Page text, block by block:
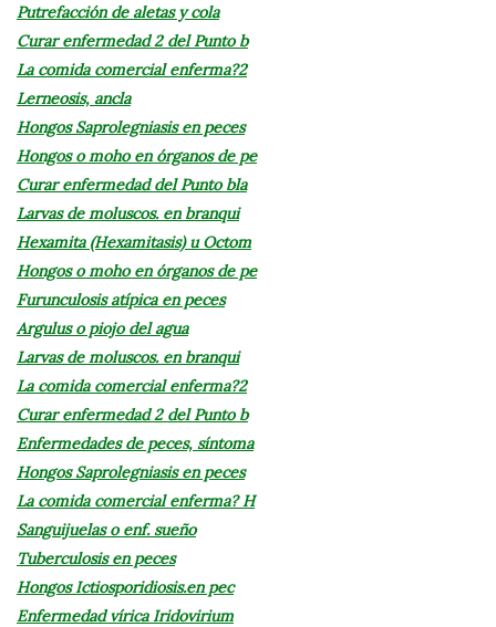
Putrefacción de aletas y cola
Curar enfermedad 2 del Punto b
La comida comercial enferma?2
Lerneosis, ancla
Hongos Saprolegniasis en peces
Hongos o moho en órganos de pe
Curar enfermedad del Punto bla
Larvas de moluscos. en branqui
Hexamita (Hexamitasis) u Octom
Hongos o moho en órganos de pe
Furunculosis atípica en peces
Argulus o piojo del agua
Larvas de moluscos. en branqui
La comida comercial enferma?2
Curar enfermedad 2 del Punto b
Enfermedades de peces, síntoma
Hongos Saprolegniasis en peces
La comida comercial enferma? H
Sanguijuelas o enf. sueño
Tuberculosis en peces
Hongos Ictiosporidiosis.en pec
Enfermedad vírica Iridovirium